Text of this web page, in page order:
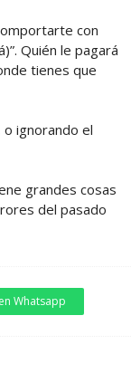
con
Quién le pagará
tienes que
ignorando el
grandes cosas
del pasado
Whatsapp